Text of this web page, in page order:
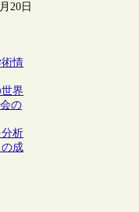
20日
情
界
の
析
成